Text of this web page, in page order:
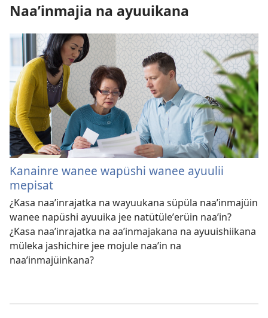
Naa’inmajia na ayuuikana
Kanainre wanee wapüshi wanee ayuulii
mepisat
¿Kasa naaʼinrajatka na wayuukana süpüla naaʼinmajüin
wanee napüshi ayuuika jee natütüleʼerüin naaʼin?
¿Kasa naaʼinrajatka na aaʼinmajakana na ayuuishiikana
müleka jashichire jee mojule naaʼin na
naaʼinmajüinkana?